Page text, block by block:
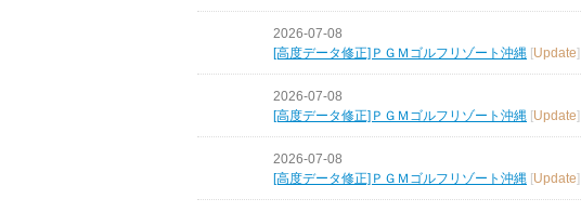
2026-07-08
[高度データ修正]ＰＧＭゴルフリゾート沖縄 [Update]
2026-07-08
[高度データ修正]ＰＧＭゴルフリゾート沖縄 [Update]
2026-07-08
[高度データ修正]ＰＧＭゴルフリゾート沖縄 [Update]